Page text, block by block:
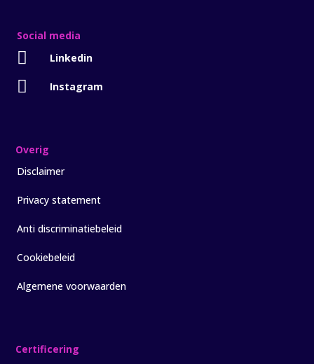
Social media
 Linkedin
 Instagram
Overig
Disclaimer
Privacy statement
Anti discriminatiebeleid
Cookiebeleid
Algemene voorwaarden
Certificering